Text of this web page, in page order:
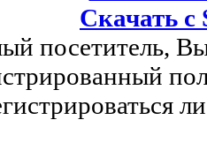
Скачать с
посетитель,